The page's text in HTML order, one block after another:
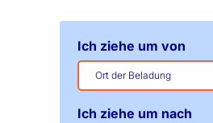
Ich ziehe um von
Ich ziehe um nach